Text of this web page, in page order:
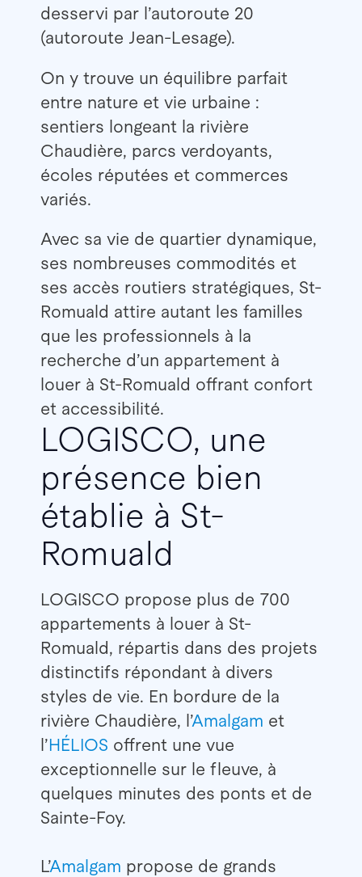
desservi par l’autoroute 20
(autoroute Jean-Lesage).
On y trouve un équilibre parfait
entre nature et vie urbaine :
sentiers longeant la rivière
Chaudière, parcs verdoyants,
écoles réputées et commerces
variés.
Avec sa vie de quartier dynamique,
ses nombreuses commodités et
ses accès routiers stratégiques, St-
Romuald attire autant les familles
que les professionnels à la
recherche d’un appartement à
louer à St-Romuald offrant confort
et accessibilité.
LOGISCO, une
présence bien
établie à St-
Romuald
LOGISCO propose plus de 700
appartements à louer à St-
Romuald, répartis dans des projets
distinctifs répondant à divers
styles de vie. En bordure de la
rivière Chaudière, l’Amalgam et
l’HÉLIOS offrent une vue
exceptionnelle sur le fleuve, à
quelques minutes des ponts et de
Sainte-Foy.
L’Amalgam propose de grands